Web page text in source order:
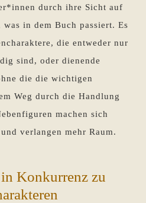
durch ihre Sicht auf
in dem Buch passiert. Es
die entweder nur
sind, oder dienende
die die wichtigen
Weg durch die Handlung
machen sich
verlangen mehr Raum.
Konkurrenz zu